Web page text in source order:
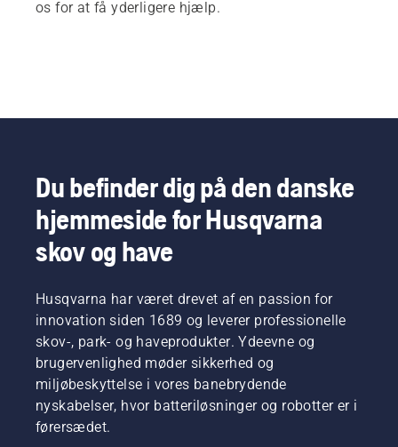
os for at få yderligere hjælp.
Du befinder dig på den danske
hjemmeside for Husqvarna
skov og have
Husqvarna har været drevet af en passion for
innovation siden 1689 og leverer professionelle
skov-, park- og haveprodukter. Ydeevne og
brugervenlighed møder sikkerhed og
miljøbeskyttelse i vores banebrydende
nyskabelser, hvor batteriløsninger og robotter er i
førersædet.